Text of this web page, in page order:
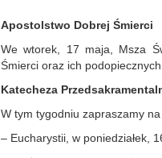
Apostolstwo Dobrej Śmierci
We wtorek, 17 maja, Msza
Śmierci oraz ich podopiecznych.
Katecheza
W tym tygodniu zapraszamy
– Eucharystii, w poniedziałek,